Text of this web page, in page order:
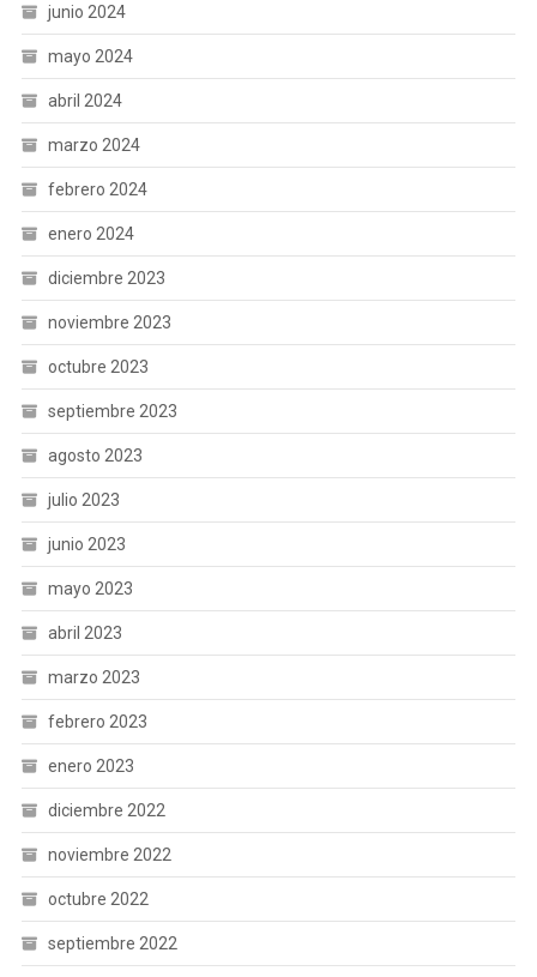
junio 2024
mayo 2024
abril 2024
marzo 2024
febrero 2024
enero 2024
diciembre 2023
noviembre 2023
octubre 2023
septiembre 2023
agosto 2023
julio 2023
junio 2023
mayo 2023
abril 2023
marzo 2023
febrero 2023
enero 2023
diciembre 2022
noviembre 2022
octubre 2022
septiembre 2022